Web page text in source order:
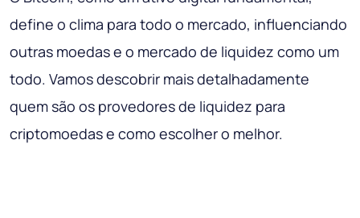
define o clima para todo o mercado, influenciando
outras moedas e o mercado de liquidez como um
todo. Vamos descobrir mais detalhadamente
quem são os provedores de liquidez para
criptomoedas e como escolher o melhor.